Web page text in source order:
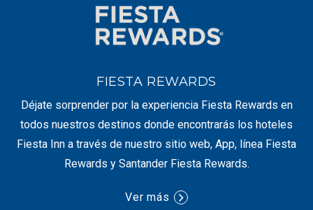
FIESTA REWARDS
Déjate sorprender por la experiencia Fiesta Rewards en
todos nuestros destinos donde encontrarás los hoteles
Fiesta Inn a través de nuestro sitio web, App, línea Fiesta
Rewards y Santander Fiesta Rewards.
Ver más